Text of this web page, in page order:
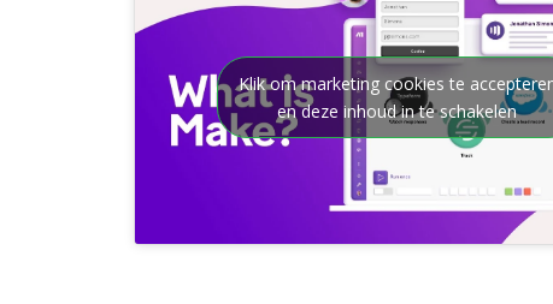
Klik om marketing cookies te
en deze inhoud in te schakelen